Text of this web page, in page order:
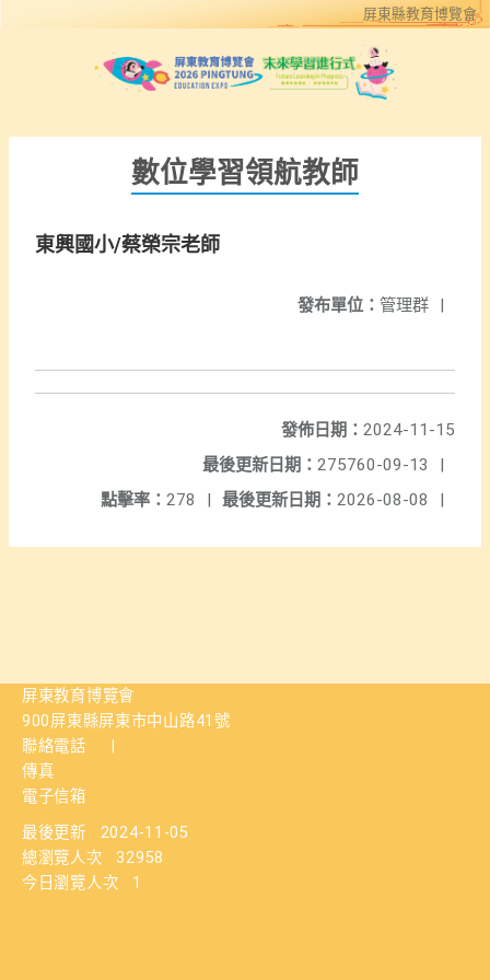
屏東縣教育博覽會
數位學習領航教師
東興國小/蔡榮宗老師
發布單位： 管理群 |
發佈日期： 2024-11-15
最後更新日期： 275760-09-13
|
最後更新日期： 2026-08-08 |
點擊率： 278 |
屏東教育博覽會
900屏東縣屏東市中山路41號
聯絡電話
傳真
電子信箱
最後更新
2024-11-05
總瀏覽人次
32958
今日瀏覽人次
1